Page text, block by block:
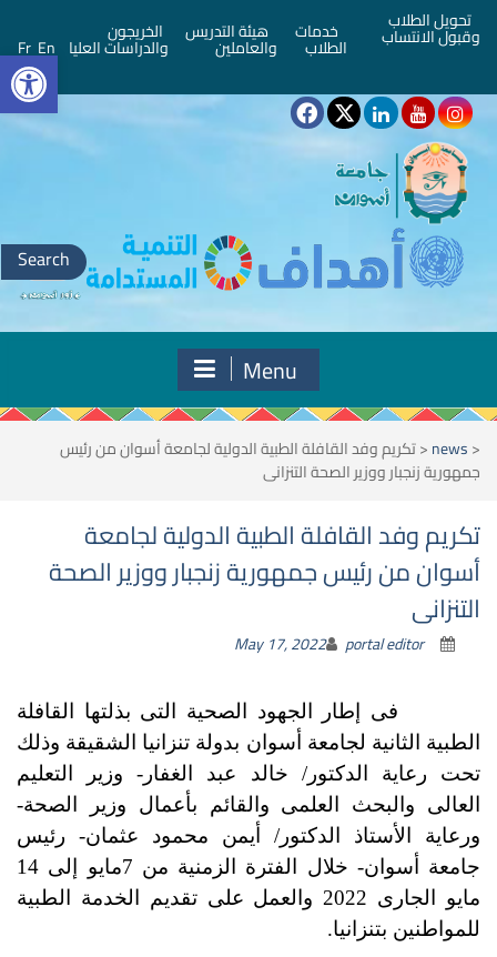
تحويل الطلاب
وقبول الانتساب خدمات
الطلاب
هيئة التدريس
والعاملين
الخريجون
والدراسات العليا En
Fr
Search
for:
Menu
<
news
<تكريم وفد القافلة الطبية الدولية لجامعة أسوان من رئيس
جمهورية زنجبار ووزير الصحة التنزانى
تكريم وفد القافلة الطبية الدولية لجامعة
أسوان من رئيس جمهورية زنجبار ووزير الصحة
التنزانى
May 17, 2022 portal editor
فى إطار الجهود الصحية التى بذلتها القافلة
الطبية الثانية لجامعة أسوان بدولة تنزانيا الشقيقة وذلك
تحت رعاية الدكتور/ خالد عبد الغفار- وزير التعليم
العالى والبحث العلمى والقائم بأعمال وزير الصحة-
ورعاية الأستاذ الدكتور/ أيمن محمود عثمان- رئيس
جامعة أسوان- خلال الفترة الزمنية من 7مايو إلى 14
مايو الجارى 2022 والعمل على تقديم الخدمة الطبية
للمواطنين بتنزانيا.